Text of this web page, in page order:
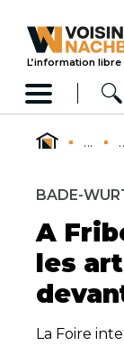
L’information
...
BADE-
A
les
La Foire